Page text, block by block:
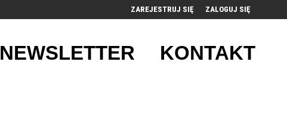
ZAREJESTRUJ SIĘ ZALOGUJ SIĘ
0,00
NEWSLETTER KONTAKT